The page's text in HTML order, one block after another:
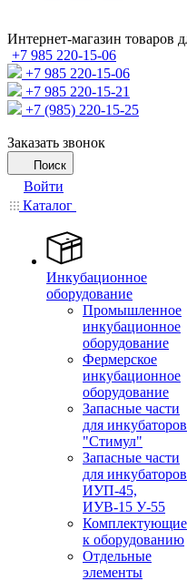
Интернет-магазин товаров
+7 985 220-15-06
+7 985 220-15-06
+7 985 220-15-21
+7 (985) 220-15-25
Заказать звонок
Поиск
Войти
Каталог
Инкубационное
оборудование
Промышленное
инкубационное
оборудование
Фермерское
инкубационное
оборудование
Запасные части
для инкубаторов
"Стимул"
Запасные части
для инкубаторов
ИУП-45,
ИУВ-15 У-55
Комплектующие
к оборудованию
Отдельные
элементы